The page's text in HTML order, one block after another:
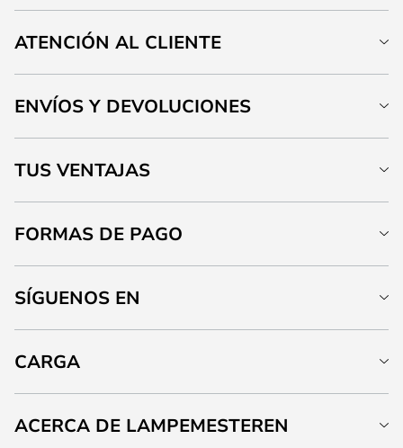
ATENCIÓN AL CLIENTE
ENVÍOS Y DEVOLUCIONES
TUS VENTAJAS
FORMAS DE PAGO
SÍGUENOS EN
CARGA
ACERCA DE LAMPEMESTEREN